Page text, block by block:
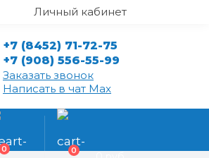
Личный кабинет
+7 (8452) 71-72-75
+7 (908) 556-55-99
Заказать звонок
Написать в чат Max
0 0